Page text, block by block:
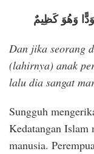
وَهُوَ كَظِيمٌ
Dan jika seorang
(lahirnya) anak
lalu dia sangat
Sungguh
Kedatangan Islam
manusia.